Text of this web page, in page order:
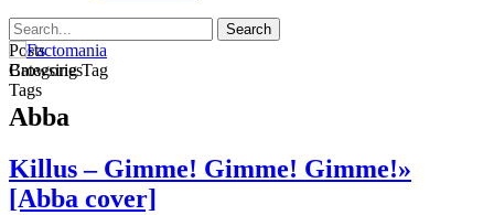
Posts
Categories
Tags
Browsing Tag
Abba
Killus – Gimme! Gimme! Gimme!»
[Abba cover]